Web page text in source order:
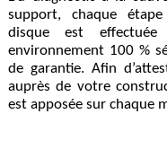
support, chaque
disque est
environnement 100 %
de garantie. Afin
auprès de votre
est apposée sur chaque